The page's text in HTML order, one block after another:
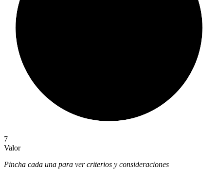
7
Valor
Pincha cada una para ver criterios y consideraciones